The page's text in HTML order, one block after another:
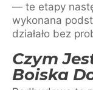
— te etapy
wykonana
działało bez
Czym
Boiska